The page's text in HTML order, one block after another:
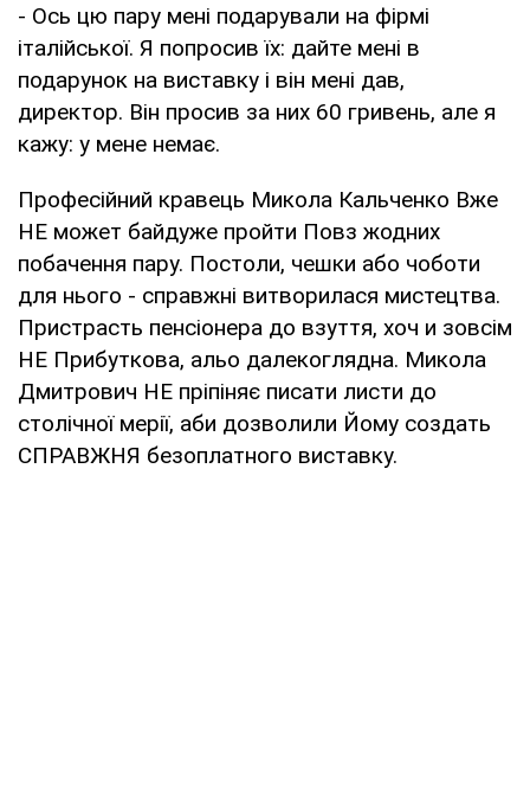
- Ось цю пару мені подарували на фірмі
італійської. Я попросив їх: дайте мені в
подарунок на виставку і він мені дав,
директор. Він просив за них 60 гривень, але я
кажу: у мене немає.
Професійний кравець Микола Кальченко Вже
НЕ может байдуже пройти Повз жодних
побачення пару. Постоли, чешки або чоботи
для нього - справжні витворилася мистецтва.
Пристрасть пенсіонера до взуття, хоч и зовсім
НЕ Прибуткова, альо далекоглядна. Микола
Дмитрович НЕ пріпіняє писати листи до
столічної мерії, аби дозволили Йому создать
СПРАВЖНЯ безоплатного виставку.